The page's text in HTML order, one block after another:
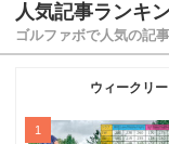
人気記事ランキ
ゴルファボで人気の記
ウィークリー